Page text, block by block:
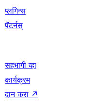
प्लगिन्स
पॅटर्नस्
सहभागी व्हा
कार्यक्रम
दान करा ↗